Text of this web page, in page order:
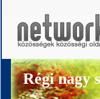
Régi nagy